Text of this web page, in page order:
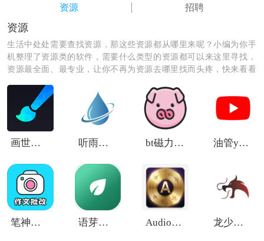
《小蓝本企业查询app》软件介绍：
1.各个行业的企业数据都能够轻松看到，将会看到农，
林，牧，渔业，采矿业等行业信息。
2.能够在软件中发布招聘信息，一些企业的产品信息也会
自软件中展示。
3.只要搜索企业相关信息，都能够看到企业相关简介和公
告研报数据。
资源 招聘
资源
生活中处处需要查找资源，那这些资源都从哪里来呢？小编为你手
机整理了资源类的软件，需要什么类型的资源都可以来这里寻找，
资源最全面、最专业，让你不再为资源去哪里找而头疼，快来看看
画世界pro笔刷素材 听雨游戏厅2免费版 bt磁力猪搜索引擎 油管youtube中文版
笔神作文批改 语芽英语 Audiophiles 龙少软件库安卓版